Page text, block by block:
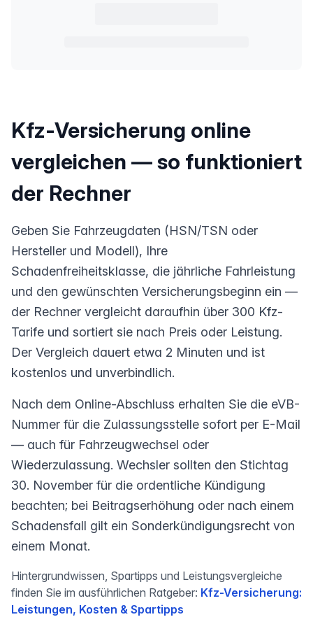
Kfz-Versicherung online
vergleichen — so funktioniert
der Rechner
Geben Sie Fahrzeugdaten (HSN/TSN oder
Hersteller und Modell), Ihre
Schadenfreiheitsklasse, die jährliche Fahrleistung
und den gewünschten Versicherungsbeginn ein —
der Rechner vergleicht daraufhin über 300 Kfz-
Tarife und sortiert sie nach Preis oder Leistung.
Der Vergleich dauert etwa 2 Minuten und ist
kostenlos und unverbindlich.
Nach dem Online-Abschluss erhalten Sie die eVB-
Nummer für die Zulassungsstelle sofort per E-Mail
— auch für Fahrzeugwechsel oder
Wiederzulassung. Wechsler sollten den Stichtag
30. November für die ordentliche Kündigung
beachten; bei Beitragserhöhung oder nach einem
Schadensfall gilt ein Sonderkündigungsrecht von
einem Monat.
Hintergrundwissen, Spartipps und Leistungsvergleiche
finden Sie im ausführlichen Ratgeber: Kfz-Versicherung:
Leistungen, Kosten & Spartipps